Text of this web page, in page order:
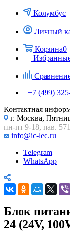
Колумбус
Личный
Корзина0
+7 (499)
Контактная
г. Москва,
пн-пт 9-18, пав.
info@ic-led.ru
Telegram
WhatsApp
Блок
24 (24V,